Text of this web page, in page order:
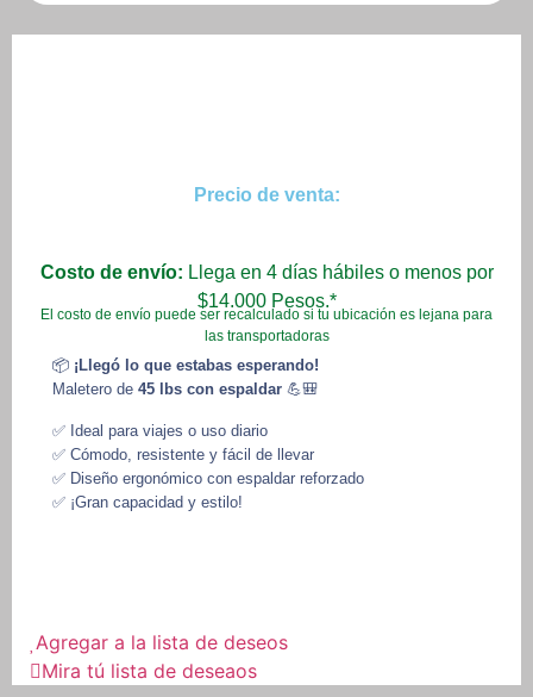
Precio de venta:
Costo de envío: Llega en 4 días hábiles o menos por
$14.000 Pesos.*
El costo de envío puede ser recalculado si tu ubicación es lejana para
las transportadoras
📦 ¡Llegó lo que estabas esperando!
Maletero de 45 lbs con espaldar 💪🎒
✅ Ideal para viajes o uso diario
✅ Cómodo, resistente y fácil de llevar
✅ Diseño ergonómico con espaldar reforzado
✅ ¡Gran capacidad y estilo!
Agregar a la lista de deseos
Mira tú lista de deseaos